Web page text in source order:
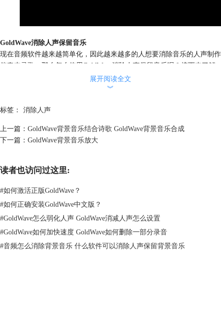
GoldWave消除人声保留音乐
现在音频软件越来越简单化，因此越来越多的人想要消除音乐的人声制作
伴奏来录歌。那么怎么使用GoldWave消除人声保留音乐呢？接下来了解
首先打开电脑中的GoldWave。点击左上角的“打开”，在跳出的选择框中
图1 打开音频文件
接下来点击软件中的“通道混合器”图标，这时候会跳出一个混音器的选项
框。需要先在“预选”栏中选择“消除人声”功能，再点击下方的“OK”按钮。
展开阅读全文
︾
标签： 消除人声
上一篇： GoldWave背景音乐结合诗歌 GoldWave背景音乐合成
下一篇： GoldWave背景音乐放大
读者也访问过这里:
#如何激活正版GoldWave？
#如何正确安装GoldWave中文版？
#GoldWave怎么弱化人声 GoldWave消减人声怎么设置
#GoldWave如何加快速度 GoldWave如何删除一部分录音
#音频怎么消除背景音乐 什么软件可以消除人声保留背景音乐